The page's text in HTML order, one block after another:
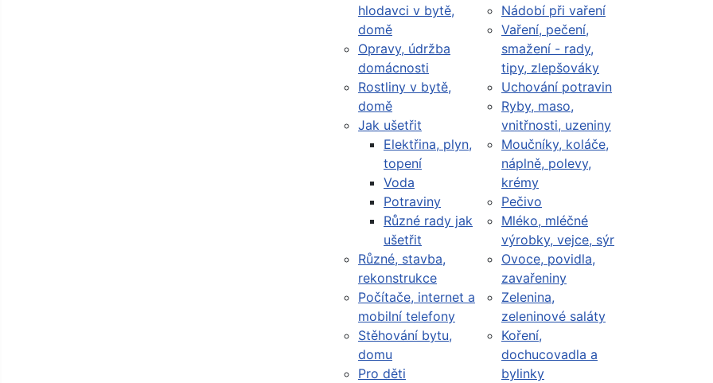
hlodavci v bytě,
domě
Opravy, údržba
domácnosti
Rostliny v bytě,
domě
Jak ušetřit
Elektřina, plyn,
topení
Voda
Potraviny
Různé rady jak
ušetřit
Různé, stavba,
rekonstrukce
Počítače, internet a
mobilní telefony
Stěhování bytu,
domu
Pro děti
Nádobí při vaření
Vaření, pečení,
smažení - rady,
tipy, zlepšováky
Uchování potravin
Ryby, maso,
vnitřnosti, uzeniny
Moučníky, koláče,
náplně, polevy,
krémy
Pečivo
Mléko, mléčné
výrobky, vejce, sýr
Ovoce, povidla,
zavařeniny
Zelenina,
zeleninové saláty
Koření,
dochucovadla a
bylinky